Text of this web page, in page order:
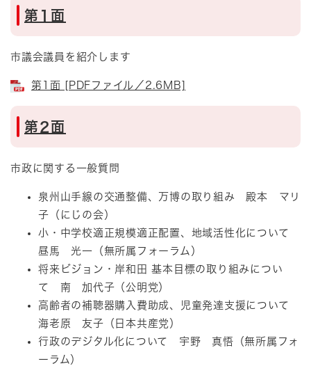
第1面
市議会議員を紹介します
第1面 [PDFファイル／2.6MB]
第2面
市政に関する一般質問
泉州山手線の交通整備、万博の取り組み 殿本 マリ
子（にじの会）
小・中学校適正規模適正配置、地域活性化について
昼馬 光一（無所属フォーラム）
将来ビジョン・岸和田 基本目標の取り組みについ
て 南 加代子（公明党）
高齢者の補聴器購入費助成、児童発達支援について
海老原 友子（日本共産党）
行政のデジタル化について 宇野 真悟（無所属フォ
ーラム）